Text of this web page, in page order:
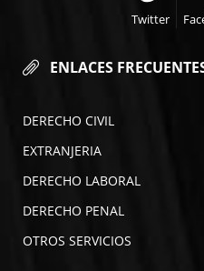
Twitter
ENLACES
DERECHO CIVIL
EXTRANJERIA
DERECHO LABORAL
DERECHO PENAL
OTROS SERVICIOS